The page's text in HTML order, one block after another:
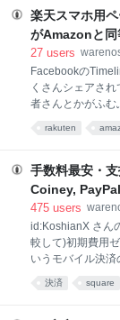
た。で、WWDC
か!!）AIミニカー
ブ）』もCES
態的。 ブースは
だけで500万円近
り四方を高い壁
にはさぞかし宣
楽天スマホ用
がAmazonと同
ろ！
27 users
Facebookの
くさんシェアさ
者さんとかがふむ
きとかそんなん
天のスマホでの
い。<中略> 楽天
は、表示速度が
る」が本当なら
にかスクリプト
いのかがわから
rakuten
手数料最安・
Coiney,
てみた - キャ
475 users
id:KoshianX さん
較して)初期費用
いうモバイル決
表しました。そ
業界騒然...とな
決済 square